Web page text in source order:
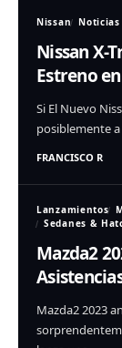
Nissan
Nissan X-
Estreno
Si El Nuevo
posiblemente
FRANCISCO R
Lanzamientos
Sedanes &
Mazda2
Mazda2 2023